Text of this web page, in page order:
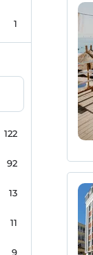
1
122
92
13
11
9